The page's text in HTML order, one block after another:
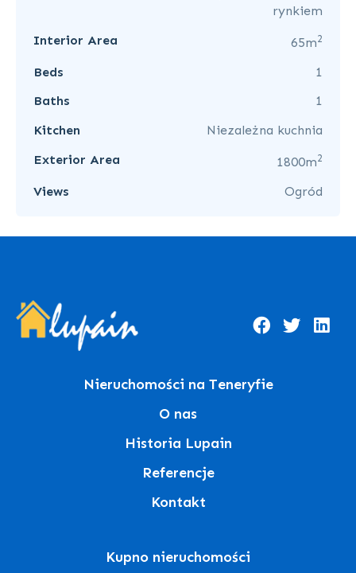
rynkiem
Interior Area
65m2
Beds
1
Baths
1
Kitchen
Niezależna kuchnia
Exterior Area
1800m2
Views Ogród
Nieruchomości na Teneryfie
O nas
Historia Lupain
Referencje
Kontakt
Kupno nieruchomości